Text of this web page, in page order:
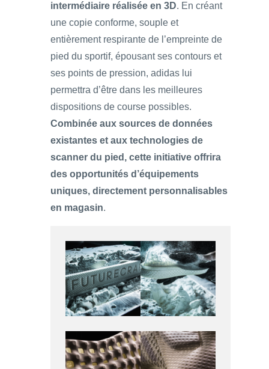
intermédiaire réalisée en 3D. En créant
une copie conforme, souple et
entièrement respirante de l’empreinte de
pied du sportif, épousant ses contours et
ses points de pression, adidas lui
permettra d’être dans les meilleures
dispositions de course possibles.
Combinée aux sources de données
existantes et aux technologies de
scanner du pied, cette initiative offrira
des opportunités d’équipements
uniques, directement personnalisables
en magasin.